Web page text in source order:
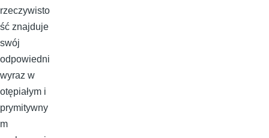
rzeczywisto
ść znajduje
swój
odpowiedni
wyraz w
otępiałym i
prymitywny
m